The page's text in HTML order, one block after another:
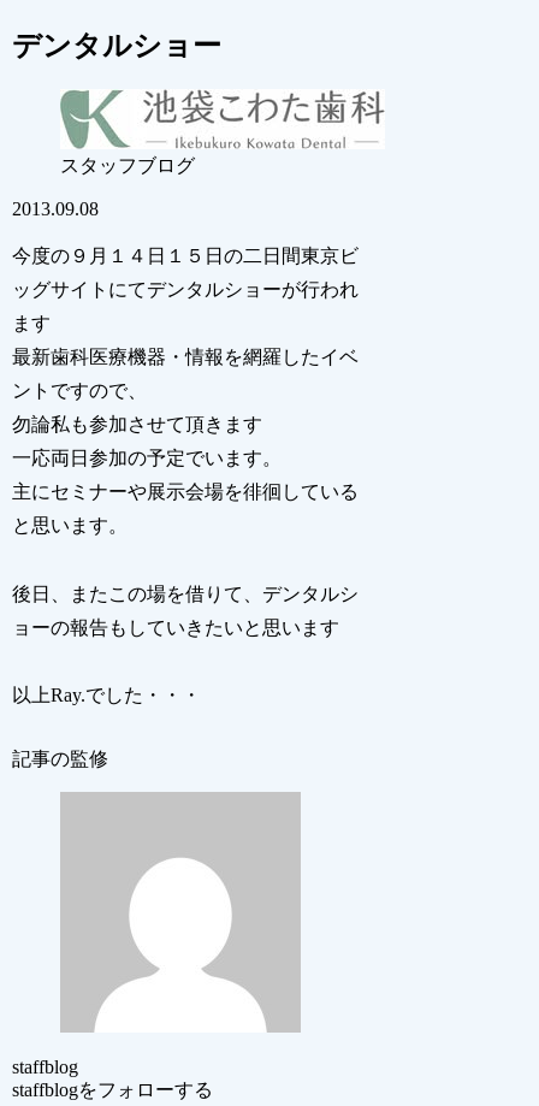
デンタルショー
スタッフブログ
2013.09.08
今度の９月１４日１５日の二日間東京ビ
ッグサイトにてデンタルショーが行われ
ます
最新歯科医療機器・情報を網羅したイベ
ントですので、
勿論私も参加させて頂きます
一応両日参加の予定でいます。
主にセミナーや展示会場を徘徊している
と思います。
後日、またこの場を借りて、デンタルシ
ョーの報告もしていきたいと思います
以上Ray.でした・・・
記事の監修
staffblog
staffblogをフォローする